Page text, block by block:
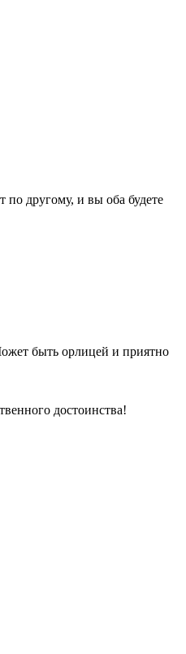
по другому, и вы оба будете
быть орлицей и приятно
достоинства!